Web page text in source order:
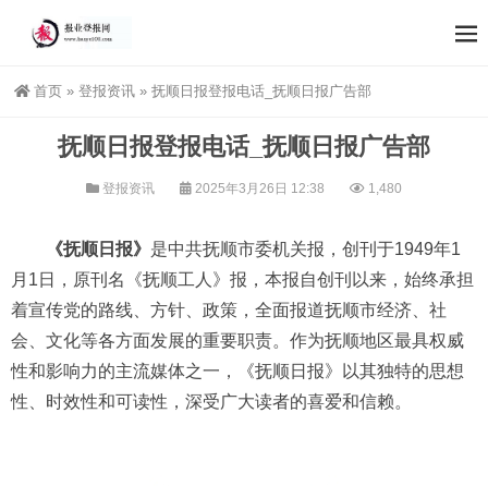
首页 » 登报资讯 » 抚顺日报登报电话_抚顺日报广告部
抚顺日报登报电话_抚顺日报广告部
登报资讯 2025年3月26日 12:38 1,480
《抚顺日报》 是中共抚顺市委机关报，创刊于1949年1
月1日，原刊名《抚顺工人》报，本报自创刊以来，始终承担
着宣传党的路线、方针、政策，全面报道抚顺市经济、社
会、文化等各方面发展的重要职责。作为抚顺地区最具权威
性和影响力的主流媒体之一，《抚顺日报》以其独特的思想
性、时效性和可读性，深受广大读者的喜爱和信赖。